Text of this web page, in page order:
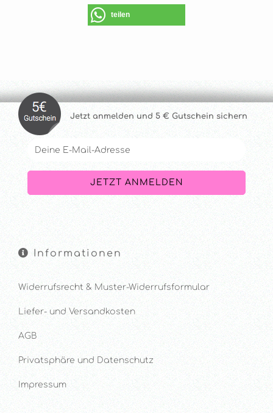
teilen
Jetzt anmelden und 5 € Gutschein sichern
Informationen
Widerrufsrecht & Muster-Widerrufsformular
Liefer- und Versandkosten
AGB
Privatsphäre und Datenschutz
Impressum